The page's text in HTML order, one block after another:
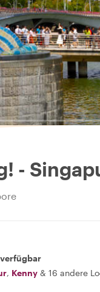
-
, Kenny & 16 andere